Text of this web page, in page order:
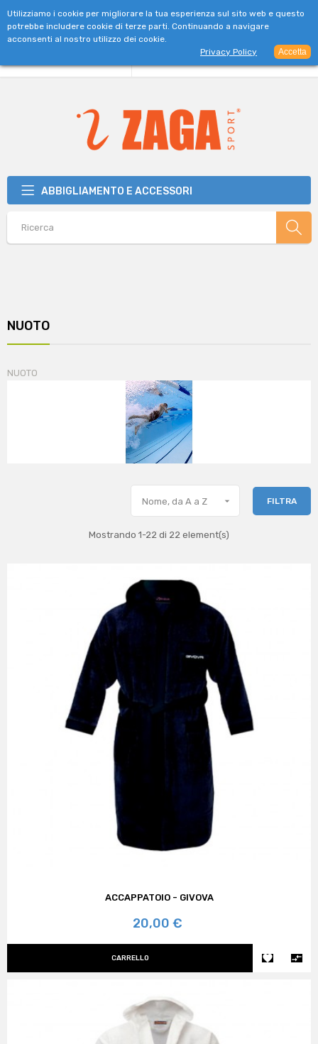
ABBIGLIAMENTO E ACCESSORI
NUOTO
NUOTO
Nome, da A a Z  FILTRA
Mostrando 1-22 di 22 element(s)
ACCAPPATOIO - GIVOVA
Prezzo
20,00 €
CARRELLO  
Utilizziamo i cookie per migliorare la tua esperienza sul sito web e questo
potrebbe includere cookie di terze parti. Continuando a navigare
acconsenti al nostro utilizzo dei cookie.
Privacy Policy
Accetta